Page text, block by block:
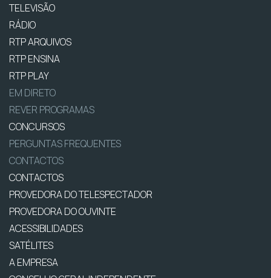
TELEVISÃO
RÁDIO
RTP ARQUIVOS
RTP ENSINA
RTP PLAY
EM DIRETO
REVER PROGRAMAS
CONCURSOS
PERGUNTAS FREQUENTES
CONTACTOS
CONTACTOS
PROVEDORA DO TELESPECTADOR
PROVEDORA DO OUVINTE
ACESSIBILIDADES
SATÉLITES
A EMPRESA